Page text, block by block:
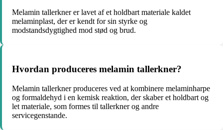
Melamin tallerkner er lavet af et holdbart materiale kaldet
melaminplast, der er kendt for sin styrke og
modstandsdygtighed mod stød og brud.
Hvordan produceres melamin tallerkner?
Melamin tallerkner produceres ved at kombinere melaminharpe
og formaldehyd i en kemisk reaktion, der skaber et holdbart og
let materiale, som formes til tallerkner og andre
servicegenstande.